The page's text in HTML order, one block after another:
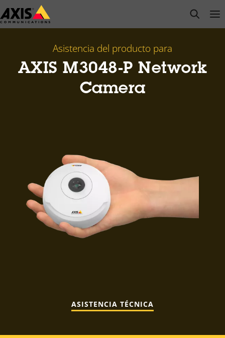
Saltar
al
open
Asistencia del producto para
AXIS M3048-P Network
Camera
ASISTENCIA TÉCNICA